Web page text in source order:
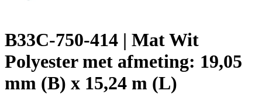
B33C-750-414 | Mat Wit
Polyester met afmeting: 19,05
mm (B) x 15,24 m (L)